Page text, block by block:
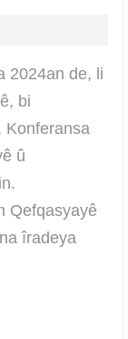
2024an de, li
bi
Konferansa
û
Qefqasyayê
îradeya